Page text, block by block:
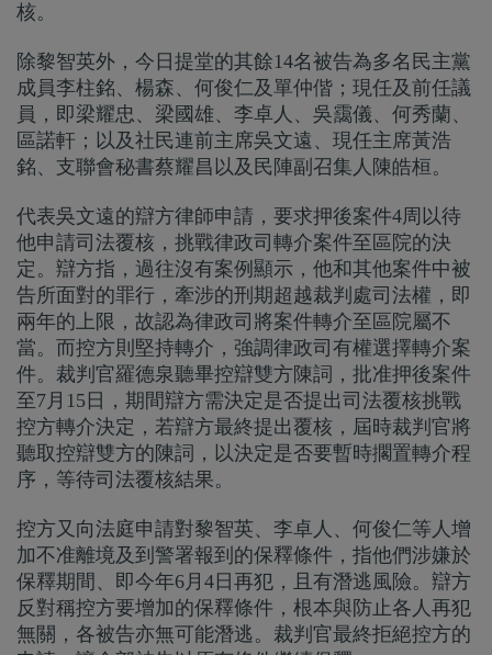
核。
除黎智英外，今日提堂的其餘14名被告為多名民主黨
成員李柱銘、楊森、何俊仁及單仲偕；現任及前任議
員，即梁耀忠、梁國雄、李卓人、吳靄儀、何秀蘭、
區諾軒；以及社民連前主席吳文遠、現任主席黃浩
銘、支聯會秘書蔡耀昌以及民陣副召集人陳皓桓。
代表吳文遠的辯方律師申請，要求押後案件4周以待
他申請司法覆核，挑戰律政司轉介案件至區院的決
定。辯方指，過往沒有案例顯示，他和其他案件中被
告所面對的罪行，牽涉的刑期超越裁判處司法權，即
兩年的上限，故認為律政司將案件轉介至區院屬不
當。而控方則堅持轉介，強調律政司有權選擇轉介案
件。裁判官羅德泉聽畢控辯雙方陳詞，批准押後案件
至7月15日，期間辯方需決定是否提出司法覆核挑戰
控方轉介決定，若辯方最終提出覆核，屆時裁判官將
聽取控辯雙方的陳詞，以決定是否要暫時擱置轉介程
序，等待司法覆核結果。
控方又向法庭申請對黎智英、李卓人、何俊仁等人增
加不准離境及到警署報到的保釋條件，指他們涉嫌於
保釋期間、即今年6月4日再犯，且有潛逃風險。辯方
反對稱控方要增加的保釋條件，根本與防止各人再犯
無關，各被告亦無可能潛逃。裁判官最終拒絕控方的